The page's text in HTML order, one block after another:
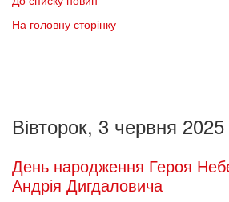
На головну сторінку
Вівторок, 3 червня
День народження Героя
Андрія Дигдаловича